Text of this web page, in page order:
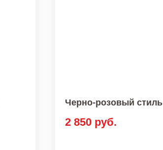
Черно-розовый стиль
2 850 руб.